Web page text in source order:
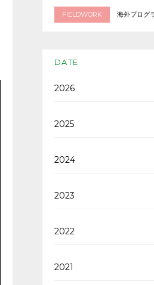
FIELDWORK 海外プログ
DATE
2026
2025
2024
2023
2022
2021